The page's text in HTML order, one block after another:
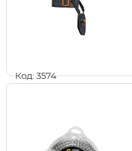
Код: 3574